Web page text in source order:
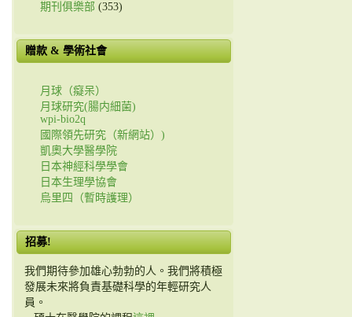
期刊俱樂部 (353)
贈款 & 學術社會
月球（癡呆）
月球研究(腸内細菌)
wpi-bio2q
國際領先研究（新網站）)
凱奧大學醫學院
日本神經科學學會
日本生理學協會
烏里四（暫時護理）
招募!
我們期待參加雄心勃勃的人。我們將積極
發展未來將負責基礎科學的年輕研究人
員。